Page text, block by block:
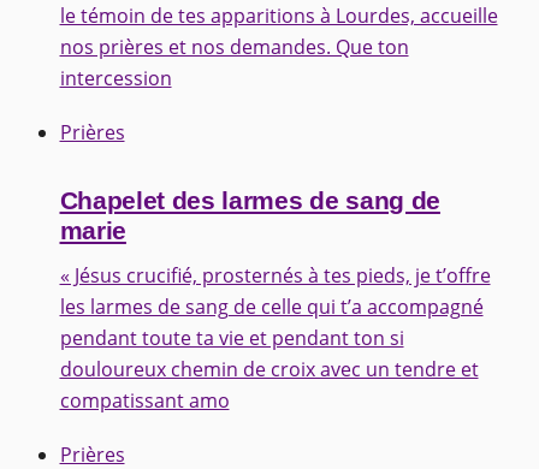
le témoin de tes apparitions à Lourdes, accueille
nos prières et nos demandes. Que ton
intercession
Prières
Chapelet des larmes de sang de
marie
« Jésus crucifié, prosternés à tes pieds, je t’offre
les larmes de sang de celle qui t’a accompagné
pendant toute ta vie et pendant ton si
douloureux chemin de croix avec un tendre et
compatissant amo
Prières